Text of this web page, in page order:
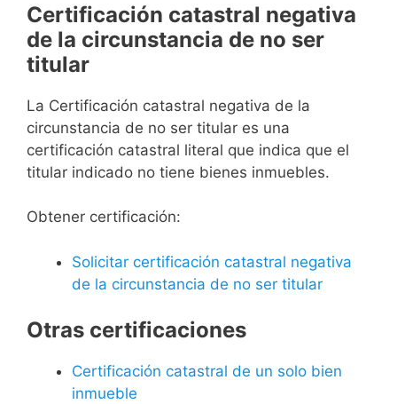
Certificación catastral negativa
de la circunstancia de no ser
titular
La Certificación catastral negativa de la
circunstancia de no ser titular es una
certificación catastral literal que indica que el
titular indicado no tiene bienes inmuebles.
Obtener certificación:
Solicitar certificación catastral negativa
de la circunstancia de no ser titular
Otras certificaciones
Certificación catastral de un solo bien
inmueble